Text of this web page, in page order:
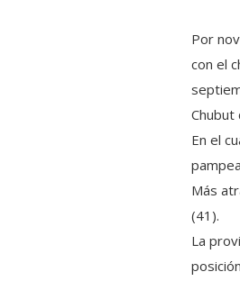
Por
con el
Chubut
En el
Más
(41).
La